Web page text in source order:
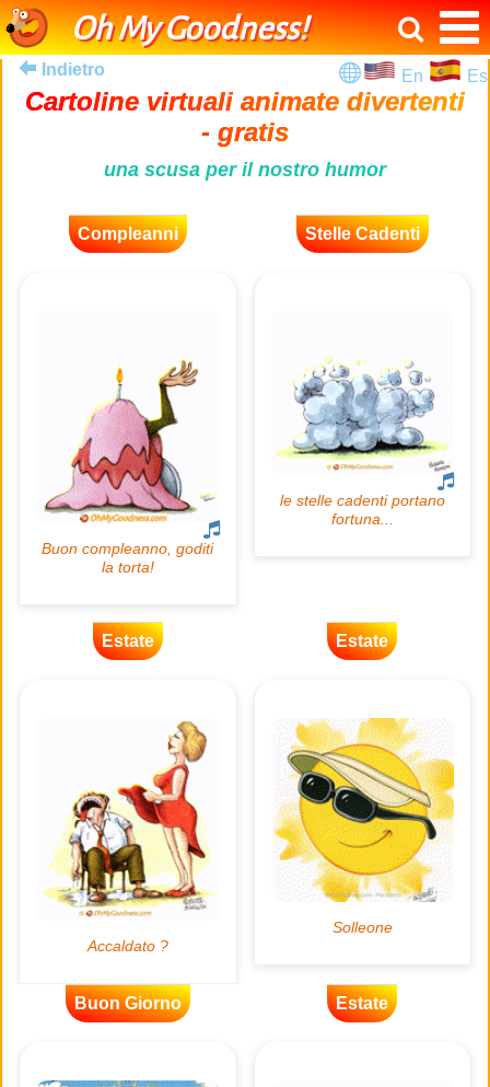
Oh My Goodness!
Indietro En Es
Cartoline virtuali animate divertenti
- gratis
una scusa per il nostro humor
Compleanni Stelle Cadenti
Estate Estate
Buon Giorno Estate